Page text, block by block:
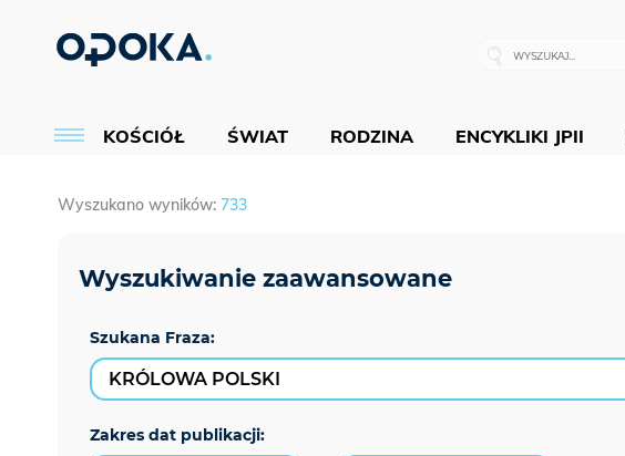
KOŚCIÓŁ ŚWIAT RODZINA ENCYKLIKI JPII
Wyszukano wyników: 733
Szukana Fraza: